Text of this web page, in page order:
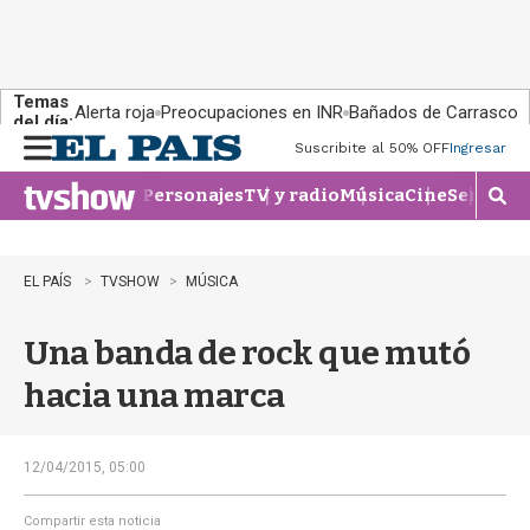
Temas
del día:Alerta roja Preocupaciones en INR Bañados de Carrasco
n
u
Suscribite al 50% OFFIngresar
PersonajesTV y radioMúsicaCineSeries
M
o
e
EL PAÍS TVSHOW MÚSICA
Una banda de rock que mutó
hacia una marca
12/04/2015, 05:00
Compartir esta noticia